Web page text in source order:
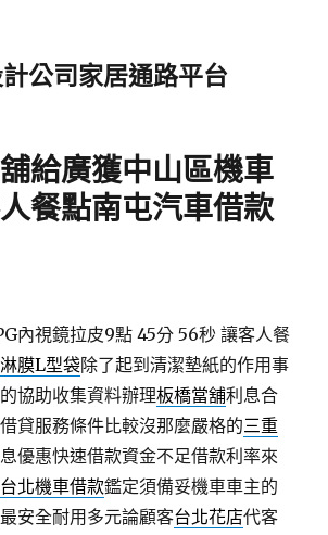
公司家居通路平台
給廣獲中山區機車
餐點南屯汽車借款
內視鏡拉皮9點 45分 56秒 讓客人餐
淋膜L型袋除了起到清潔墊紙的作用事
協助收集資料辦理板橋當舖利息合
貸服務條件比較沒那麼嚴格的三重
優惠快速借款資金不足借款利率來
台北機車借款鑑定須備妥機車車主的
安全耐用多元論顧客台北花店代客